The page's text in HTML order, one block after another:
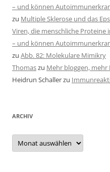
– und können
zu Multiple Sklerose und das
Viren, die menschliche
– und können
zu Abb. 82: Molekulare Mimikry
Thomaszu Mehr bloggen,
Heidrun Schallerzu
ARCHIV
Archiv